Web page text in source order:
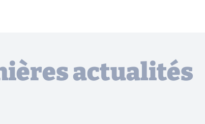
actualités